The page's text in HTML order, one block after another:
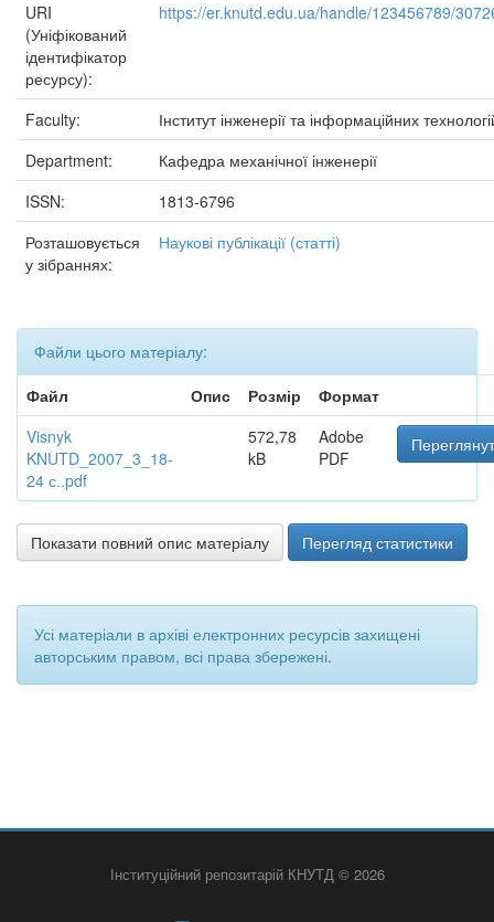
URI
(Уніфікований
ідентифікатор
ресурсу):
https://er.knutd.edu.ua/handle/123456789/
Faculty:
Інститут інженерії та інформаційних
Department:
Кафедра механічної інженерії
ISSN:
1813-6796
Розташовується
у зібраннях:
Наукові публікації (статті)
Файли цього матеріалу:
Файл
Опис Розмір
Формат
Visnyk
KNUTD_2007_3_18-
24 с..pdf
572,78
kB
Adobe
PDF
Показати повний опис матеріалу Перегляд статистики
Усі матеріали в архіві електронних ресурсів захищені
авторським правом, всі права збережені.
Інституційний репозитарій КНУТД © 2026